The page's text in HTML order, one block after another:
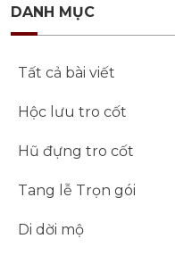
DANH MỤC
Tất cả bài viết
Hộc lưu tro cốt
Hũ đựng tro cốt
Tang lễ Trọn gói
Di dời mộ